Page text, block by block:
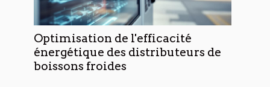
Optimisation de l'efficacité
énergétique des distributeurs de
boissons froides